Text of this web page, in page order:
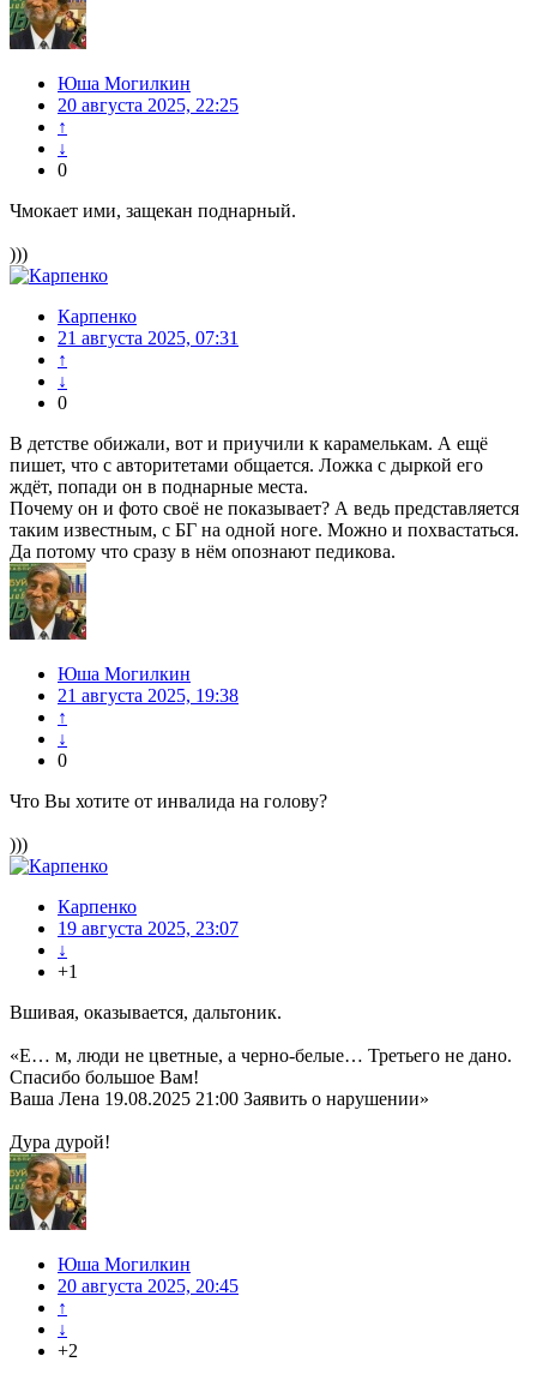
Юша Могилкин
20 августа 2025, 22:25
↑
↓
0
Чмокает ими, защекан поднарный.
)))
Карпенко
21 августа 2025, 07:31
↑
↓
0
В детстве обижали, вот и приучили к карамелькам. А ещё
пишет, что с авторитетами общается. Ложка с дыркой его
ждёт, попади он в поднарные места.
Почему он и фото своё не показывает? А ведь представляется
таким известным, с БГ на одной ноге. Можно и похвастаться.
Да потому что сразу в нём опознают педикова.
Юша Могилкин
21 августа 2025, 19:38
↑
↓
0
Что Вы хотите от инвалида на голову?
)))
Карпенко
19 августа 2025, 23:07
↓
+1
Вшивая, оказывается, дальтоник.
«Е… м, люди не цветные, а черно-белые… Третьего не дано.
Спасибо большое Вам!
Ваша Лена 19.08.2025 21:00 Заявить о нарушении»
Дура дурой!
Юша Могилкин
20 августа 2025, 20:45
↑
↓
+2